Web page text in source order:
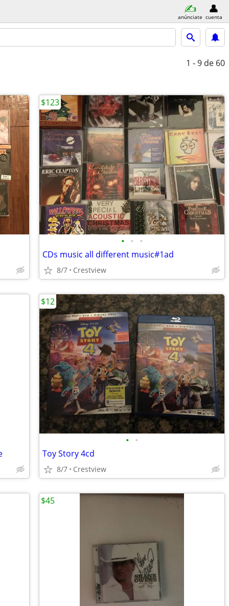
anúnciate cuenta
1 - 9 de 60
• • •
CDs music all different music#1ad
8/7 Crestview
$123
• •
Toy Story 4cd
8/7 Crestview
$12
$45